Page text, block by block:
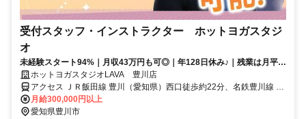
受付スタッフ・インストラクター ホットヨガスタジ
オ
未経験スタート94%｜月収43万円も可◎｜年128日休み♪｜残業は月平均
2時間以下
ホットヨガスタジオLAVA 豊川店
アクセス ＪＲ飯田線 豊川（愛知県）西口徒歩約22分、名鉄豊川線 豊
川稲荷徒歩約23分、ＪＲ飯田線 三河一宮徒歩約26分 豊川駅東口徒歩
24分 ※自動車通勤可（規定あり）※従業員用駐車場あり
月給300,000円以上
愛知県豊川市